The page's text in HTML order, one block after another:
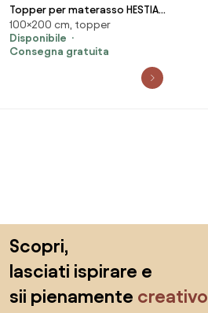
Topper per materasso HESTIA
100x200 cm
100×200 cm, topper
Disponibile
Consegna gratuita
Scopri,
lasciati ispirare e
sii pienamente creativo